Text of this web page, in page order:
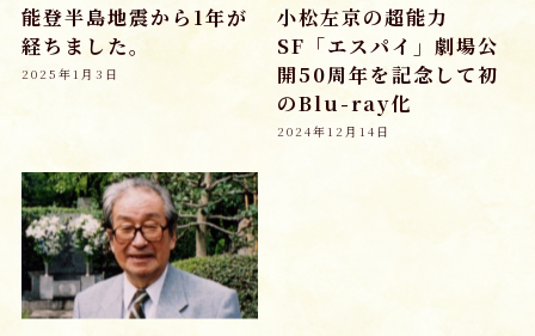
能登半島地震から1年が
経ちました。
2025年1月3日
小松左京の超能力
SF「エスパイ」劇場公
開50周年を記念して初
のBlu-ray化
2024年12月14日